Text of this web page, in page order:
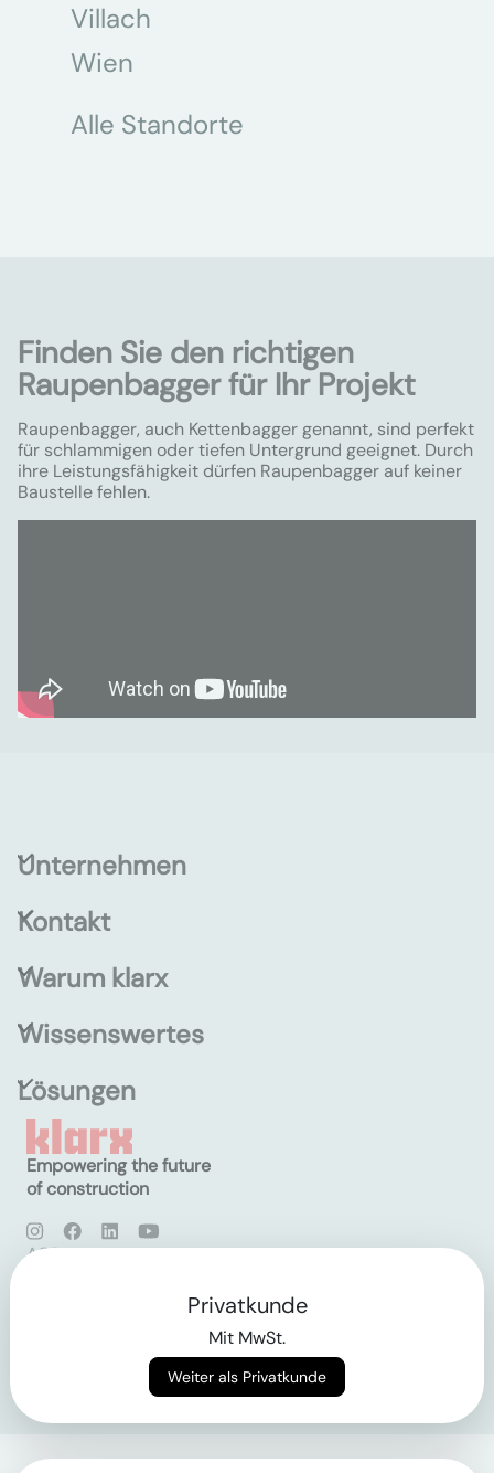
Villach
Wien
Alle Standorte
Finden Sie den richtigen
Raupenbagger für Ihr Projekt
Raupenbagger, auch Kettenbagger genannt, sind perfekt
für schlammigen oder tiefen Untergrund geeignet. Durch
ihre Leistungsfähigkeit dürfen Raupenbagger auf keiner
Baustelle fehlen.
Unternehmen
Kontakt
Warum klarx
Wissenswertes
Lösungen
Empowering the future
of construction
AGB
Privatkunde
Mit MwSt.
Weiter als Privatkunde